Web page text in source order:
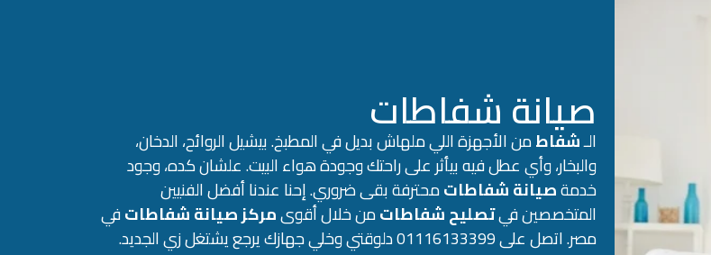
صيانة شفاطات
الـشفاطمن الأجهزة اللي ملهاش بديل في المطبخ. بيشيل الروائح، الدخان،
والبخار، وأي عطل فيه بيأثر على راحتك وجودة هواء البيت. علشان كده، وجود
خدمةصيانة شفاطاتمحترفة بقى ضروري. إحنا عندنا أفضل الفنيين
المتخصصين فيتصليح شفاطاتمن خلال أقوىمركز صيانة شفاطاتفي
مصر. اتصل على 01116133399 دلوقتي وخلي جهازك يرجع يشتغل زي الجديد.